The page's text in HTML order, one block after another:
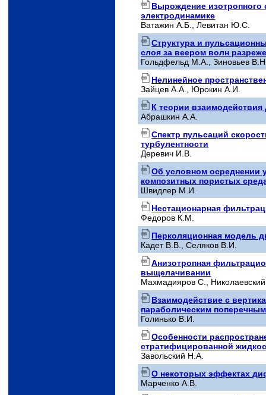
Вырождение изотропного
электродинамике
Ватажин А.Б., Левитан Ю.С.
Структура и
слоя за веером волн
Гольдфельд М.А., Зиновьев
Нелинейное
Зайцев А.А., Юрокин А.И.
К теории
Абрашкин А.А.
Спектр пульсаций
турбулентности
Деревич И.В.
Об условном осреднении
композитных пористых
Швидлер М.И.
Нестационарная
Федоров К.М.
Перколяционная модель
Кадет В.В., Селяков В.И.
Анизотропная
выщелачивании
Махмадияров С.,
Взаимодействие с
параболическим
Голинько В.И.
Особенности
стратифицированной
Завольский Н.А.
О некоторых эффектах
Марченко А.В.